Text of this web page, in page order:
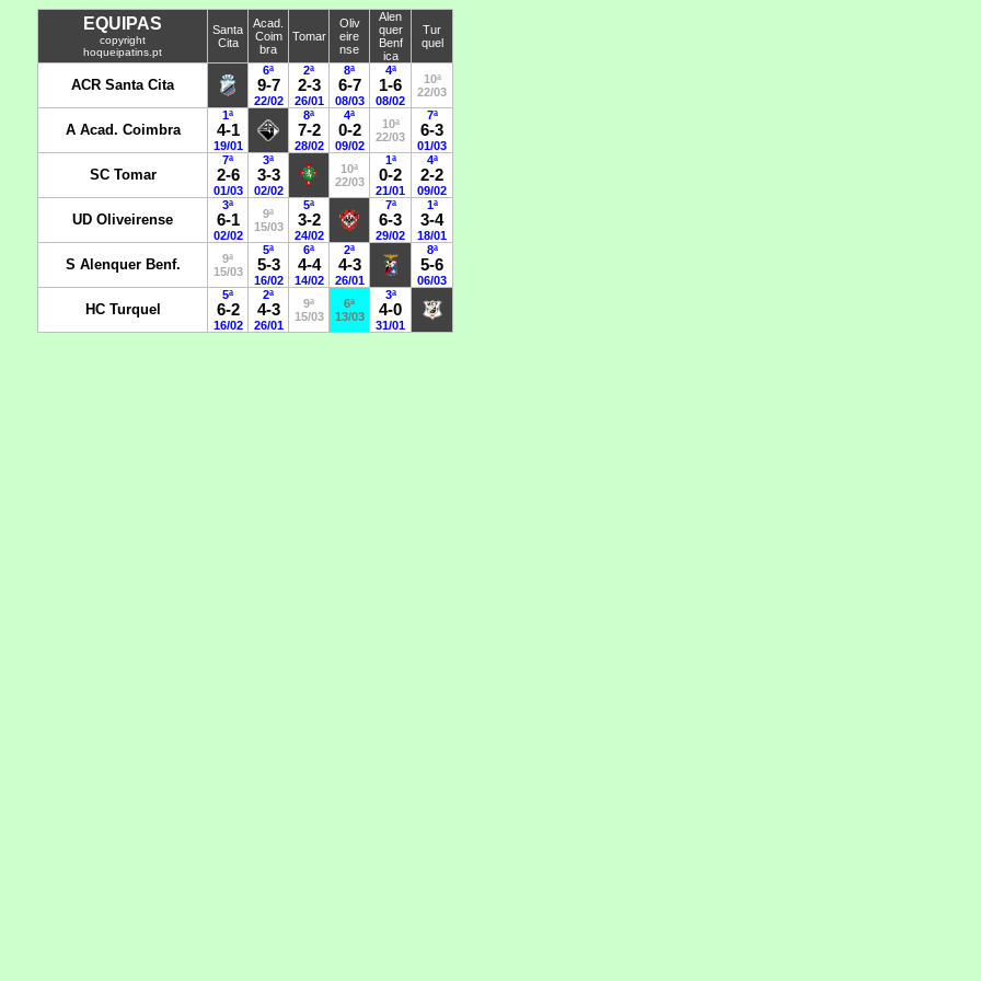
EQUIPAS
copyright
hoqueipatins.pt
Santa
Cita
Acad.
Coim
bra
Tomar
Oliv
eire
nse
Alen
quer
Benf
ica
Tur
quel
ACR Santa Cita
6ª
9-7
22/02
2ª
2-3
26/01
8ª
6-7
08/03
4ª
1-6
08/02
10ª
22/03
A Acad. Coimbra
1ª
4-1
19/01
8ª
7-2
28/02
4ª
0-2
09/02
10ª
22/03
7ª
6-3
01/03
SC Tomar
7ª
2-6
01/03
3ª
3-3
02/02
10ª
22/03
1ª
0-2
21/01
4ª
2-2
09/02
UD Oliveirense
3ª
6-1
02/02
9ª
15/03
5ª
3-2
24/02
7ª
6-3
29/02
1ª
3-4
18/01
S Alenquer Benf.
9ª
15/03
5ª
5-3
16/02
6ª
4-4
14/02
2ª
4-3
26/01
8ª
5-6
06/03
HC Turquel
5ª
6-2
16/02
2ª
4-3
26/01
9ª
15/03
6ª
13/03
3ª
4-0
31/01